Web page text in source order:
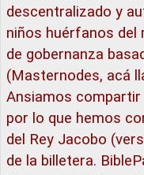
descentralizado y
niños huérfanos del
de gobernanza
(Masternodes, acá
Ansiamos compartir
por lo que hemos
del Rey Jacobo
de la billetera.